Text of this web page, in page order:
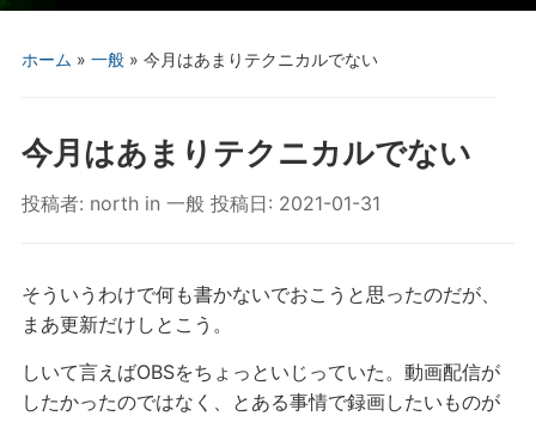
mobile
ホーム » 一般» 今月はあまりテクニカルでない
今月はあまりテクニカルでない
投稿者: north in 一般投稿日: 2021-01-31
そういうわけで何も書かないでおこうと思ったのだが、
まあ更新だけしとこう。
しいて言えばOBSをちょっといじっていた。動画配信が
したかったのではなく、とある事情で録画したいものが